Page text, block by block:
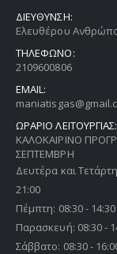
ΔΙΕΥΘΥΝΣΗ:
Ελευθέρου
ΤΗΛΕΦΩΝΟ:
2109600806
EMAIL:
ΩΡΑΡΙΟ ΛΕΙΤΟΥΡΓΙΑΣ:
ΚΑΛΟΚΑΙΡΙΝΟ
ΣΕΠΤΕΜΒΡΗ
Δευτέρα και
21:00
Πέμπτη: 08:30 -
Παρασκευή: 08:30 -
Σάββατο: 08:30 -